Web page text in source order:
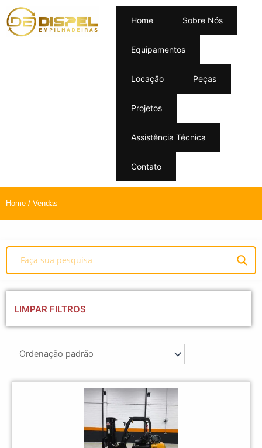
Home Sobre Nós
Equipamentos
Locação Peças
Projetos
Assistência Técnica
Contato
Home / Vendas
LIMPAR FILTROS